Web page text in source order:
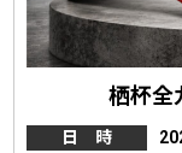
栖杯全
日 時